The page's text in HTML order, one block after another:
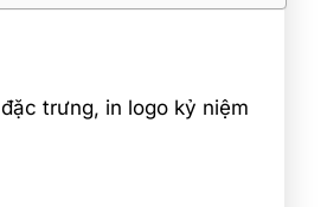
trưng, in logo kỷ niệm